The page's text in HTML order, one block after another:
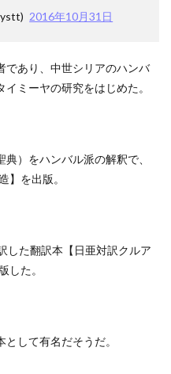
2016年10月31日
であり、中世シリアのハンバ
ミーヤの研究をはじめた。
）をハンバル派の解釈で、
】を出版。
した翻訳本【日亜対訳クルア
した。
して有名だそうだ。